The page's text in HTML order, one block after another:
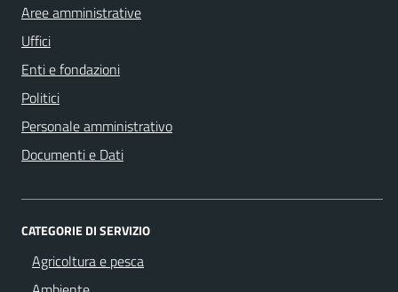
Aree amministrative
Uffici
Enti e fondazioni
Politici
Personale amministrativo
Documenti e Dati
CATEGORIE DI SERVIZIO
Agricoltura e pesca